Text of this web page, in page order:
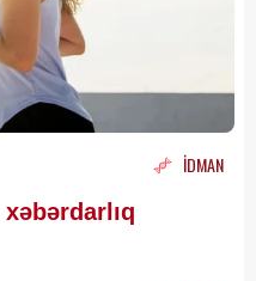
İDMAN
xəbərdarlıq